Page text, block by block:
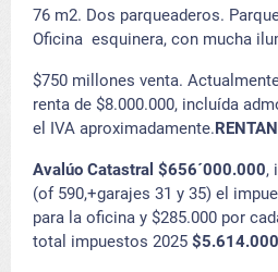
76 m2. Dos parqueaderos.
Oficina esquinera, con mucha
$750 millones venta.
renta de $8.000.000, incluída
el IVA aproximadamente.
Avalúo Catastral $656´000.000,
(of 590,+garajes 31 y 35) el
para la oficina y $285.000 por
total impuestos 2025 $5.614.000